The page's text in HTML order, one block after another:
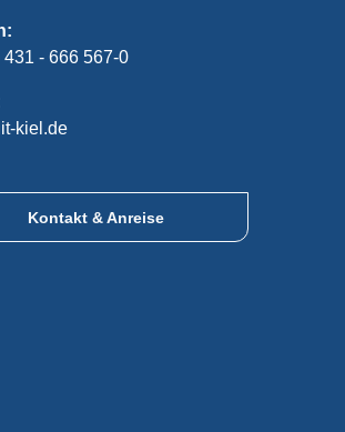
431 - 666 567-0
kiel.de
Kontakt & Anreise